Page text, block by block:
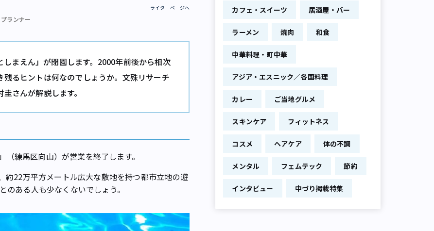
ランナー
ライターページへ
まえん」が閉園します。2000年前後から相次
るヒントは何なのでしょうか。文殊リサーチ
さんが解説します。
練馬区向山）が営業を終了します。
22万平方メートル広大な敷地を持つ都市立地の遊
ある人も少なくないでしょう。
カフェ・スイーツ 居酒屋・バー
ラーメン 焼肉 和食
中華料理・町中華
アジア・エスニック／各国料理
カレー ご当地グルメ
スキンケア フィットネス
コスメ ヘアケア 体の不調
メンタル フェムテック 節約
インタビュー 中づり掲載特集